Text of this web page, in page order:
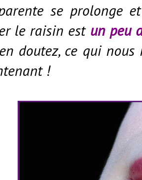
se prolonge
le raisin est un peu
doutez, ce qui
!